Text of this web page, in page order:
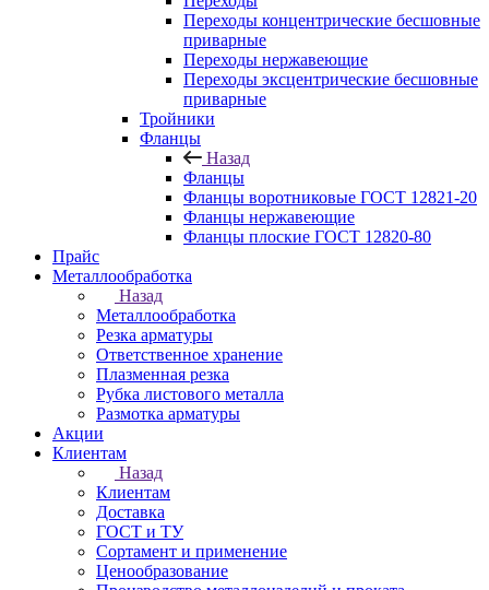
Переходы концентрические бесшовные
приварные
Переходы нержавеющие
Переходы эксцентрические бесшовные
приварные
Тройники
Фланцы
Назад
Фланцы
Фланцы воротниковые ГОСТ 12821-20
Фланцы нержавеющие
Фланцы плоские ГОСТ 12820-80
Прайс
Металлообработка
Назад
Металлообработка
Резка арматуры
Ответственное хранение
Плазменная резка
Рубка листового металла
Размотка арматуры
Акции
Клиентам
Назад
Клиентам
Доставка
ГОСТ и ТУ
Сортамент и применение
Ценообразование